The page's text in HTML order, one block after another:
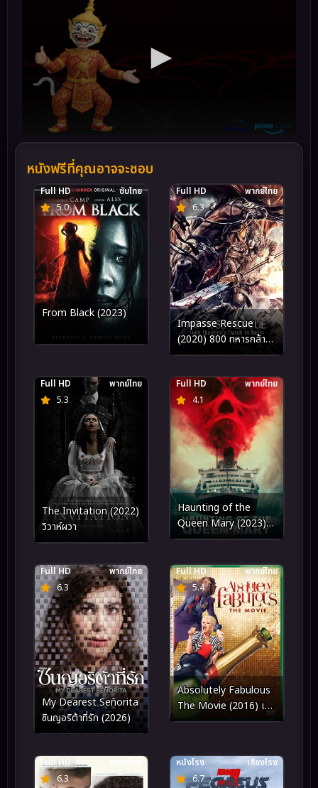
หนังฟรีที่คุณอาจจะชอบ
5.0
Full HD ซับไทย
From Black (2023)
6.3
Full HD พากย์ไทย
Impasse Rescue
(2020) 800 ทหารกล้า
มุ่งสู่เป่ยโพ
5.3
Full HD พากย์ไทย
The Invitation (2022)
วิวาห์ผวา
4.1
Full HD พากย์ไทย
Haunting of the
Queen Mary (2023)
เรือผีปีศาจ
6.3
Full HD พากย์ไทย
My Dearest Señorita
ซินญอริต้าที่รัก (2026)
5.4
Full HD พากย์ไทย
Absolutely Fabulous
The Movie (2016) เว่อ
ร์สุด มนุษย์ป้า!
6.3
Full HD
6.7
หนังโรง เสียงโรง